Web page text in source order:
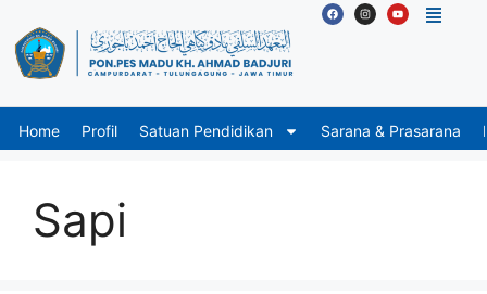
Home Profil Satuan Pendidikan Sarana & Prasarana
Sapi